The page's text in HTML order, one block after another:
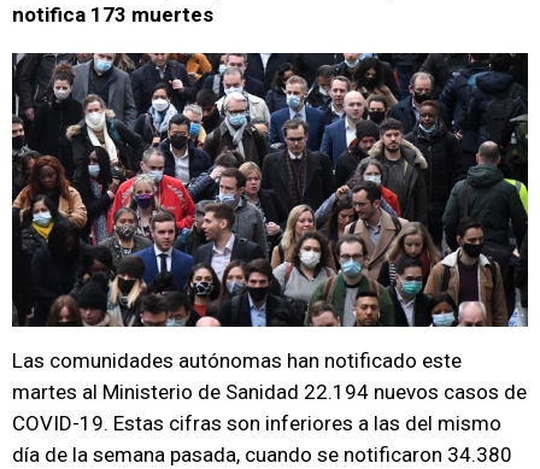
notifica 173 muertes
Las comunidades autónomas han notificado este
martes al Ministerio de Sanidad 22.194 nuevos casos de
COVID-19. Estas cifras son inferiores a las del mismo
día de la semana pasada, cuando se notificaron 34.380